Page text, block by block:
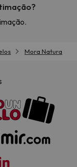
Mora Natura